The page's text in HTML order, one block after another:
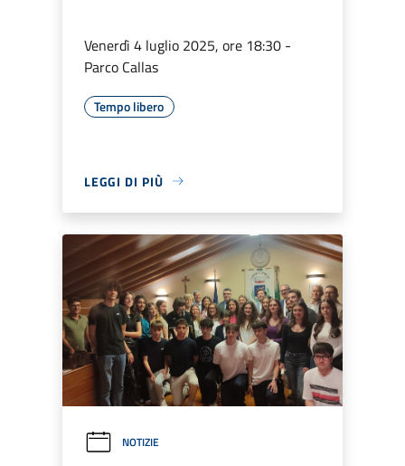
Venerdì 4 luglio 2025, ore 18:30 -
Parco Callas
Tempo libero
LEGGI DI PIÙ
NOTIZIE